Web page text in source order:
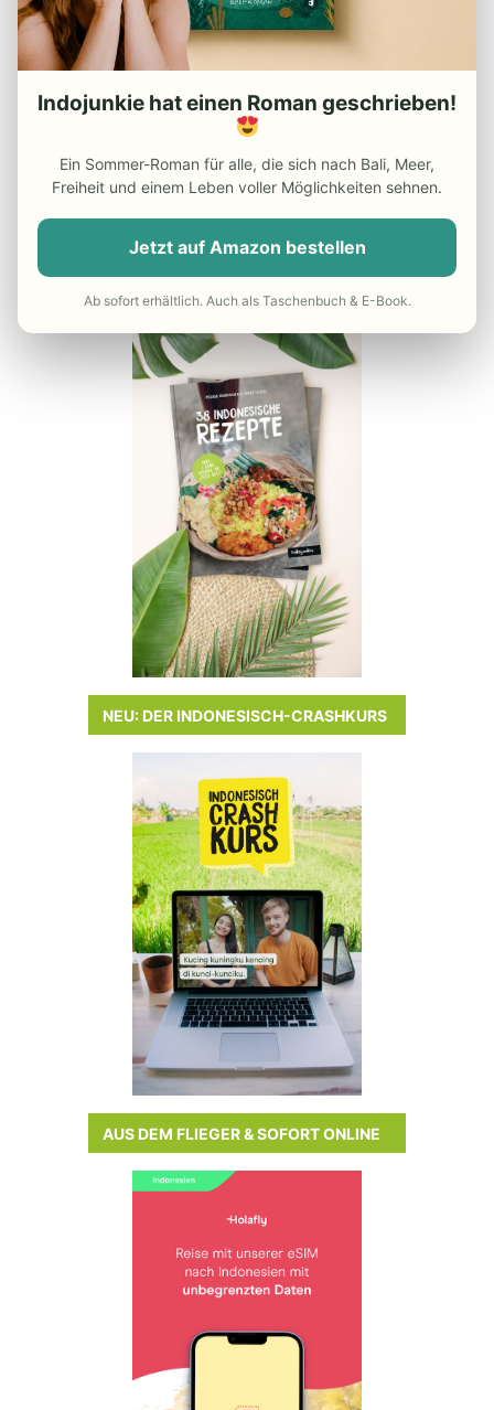
– Beste Reisezeit Indonesien
– Die besten Indonesien
Reiseführer
– Günstiger Flug nach Indonesien
– Do’s and Dont’s in Indonesien
– Reisekrankenversicherung
UNSER INDONESIEN-KOCHBUCH
NEU: DER INDONESISCH-CRASHKURS
AUS DEM FLIEGER & SOFORT ONLINE
Indojunkie hat einen Roman geschrieben!
Ein Sommer-Roman für alle, die sich nach Bali, Meer,
Freiheit und einem Leben voller Möglichkeiten sehnen.
Jetzt auf Amazon bestellen
Ab sofort erhältlich. Auch als Taschenbuch & E-Book.